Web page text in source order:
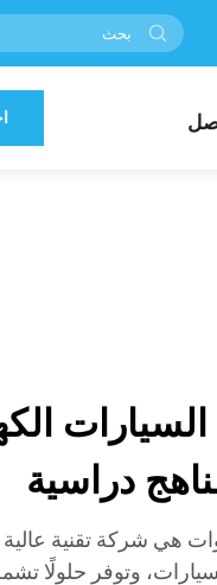
دراسية
هي شركة تقنية
وتوفر حلولًا